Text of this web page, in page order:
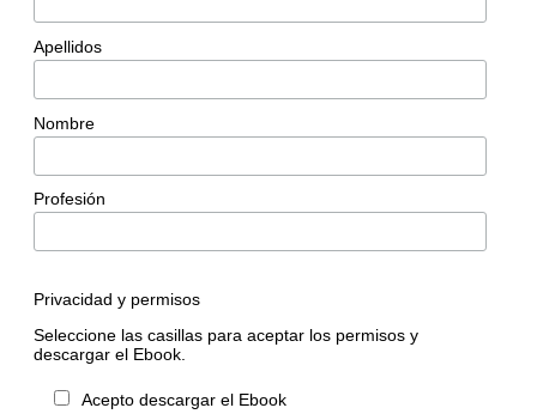
Apellidos
Nombre
Profesión
Privacidad y permisos
Seleccione las casillas para aceptar los permisos y
descargar el Ebook.
Acepto descargar el Ebook